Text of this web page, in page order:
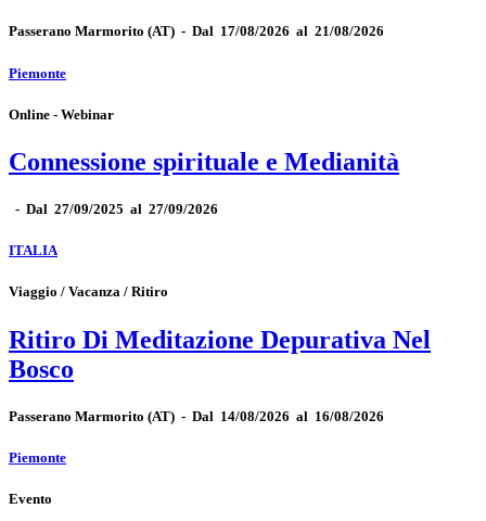
Passerano Marmorito (AT) - Dal 17/08/2026 al 21/08/2026
Piemonte
Online - Webinar
Connessione spirituale e Medianità
- Dal 27/09/2025 al 27/09/2026
ITALIA
Viaggio / Vacanza / Ritiro
Ritiro Di Meditazione Depurativa Nel
Bosco
Passerano Marmorito (AT) - Dal 14/08/2026 al 16/08/2026
Piemonte
Evento